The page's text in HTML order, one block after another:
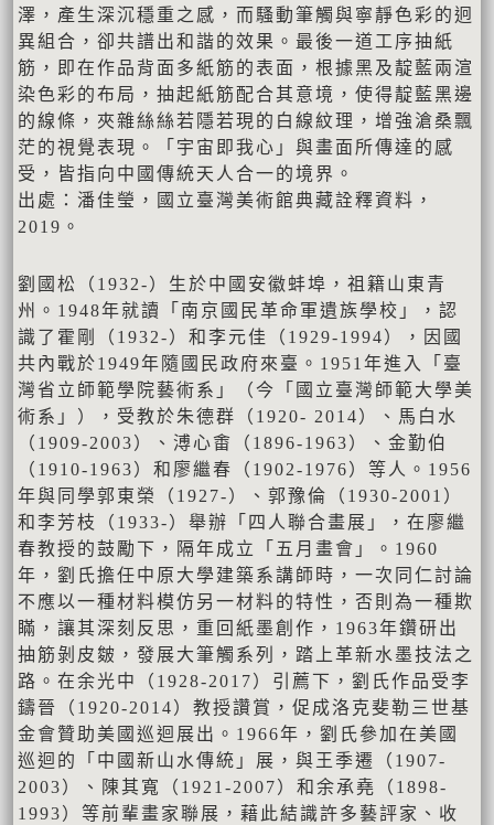
澤，產生深沉穩重之感，而騷動筆觸與寧靜色彩的迥
異組合，卻共譜出和諧的效果。最後一道工序抽紙
筋，即在作品背面多紙筋的表面，根據黑及靛藍兩渲
染色彩的布局，抽起紙筋配合其意境，使得靛藍黑邊
的線條，夾雜絲絲若隱若現的白線紋理，增強滄桑飄
茫的視覺表現。「宇宙即我心」與畫面所傳達的感
受，皆指向中國傳統天人合一的境界。
出處：潘佳瑩，國立臺灣美術館典藏詮釋資料，
2019。
劉國松（1932-）生於中國安徽蚌埠，祖籍山東青
州。1948年就讀「南京國民革命軍遺族學校」，認
識了霍剛（1932-）和李元佳（1929-1994），因國
共內戰於1949年隨國民政府來臺。1951年進入「臺
灣省立師範學院藝術系」（今「國立臺灣師範大學美
術系」），受教於朱德群（1920- 2014）、馬白水
（1909-2003）、溥心畬（1896-1963）、金勤伯
（1910-1963）和廖繼春（1902-1976）等人。1956
年與同學郭東榮（1927-）、郭豫倫（1930-2001）
和李芳枝（1933-）舉辦「四人聯合畫展」，在廖繼
春教授的鼓勵下，隔年成立「五月畫會」。1960
年，劉氏擔任中原大學建築系講師時，一次同仁討論
不應以一種材料模仿另一材料的特性，否則為一種欺
瞞，讓其深刻反思，重回紙墨創作，1963年鑽研出
抽筋剝皮皴，發展大筆觸系列，踏上革新水墨技法之
路。在余光中（1928-2017）引薦下，劉氏作品受李
鑄晉（1920-2014）教授讚賞，促成洛克斐勒三世基
金會贊助美國巡迴展出。1966年，劉氏參加在美國
巡迴的「中國新山水傳統」展，與王季遷（1907-
2003）、陳其寬（1921-2007）和余承堯（1898-
1993）等前輩畫家聯展，藉此結識許多藝評家、收